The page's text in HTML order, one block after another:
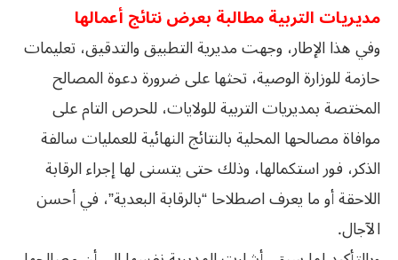
مديريات التربية مطالبة بعرض نتائج أعمالها
وفي هذا الإطار، وجهت مديرية التطبيق والتدقيق، تعليمات
حازمة للوزارة الوصية، تحثها على ضرورة دعوة المصالح
المختصة بمديريات التربية للولايات، للحرص التام على
موافاة مصالحها المحلية بالنتائج النهائية للعمليات سالفة
الذكر، فور استكمالها، وذلك حتى يتسنى لها إجراء الرقابة
اللاحقة أو ما يعرف اصطلاحا “بالرقابة البعدية”، في أحسن
الآجال.